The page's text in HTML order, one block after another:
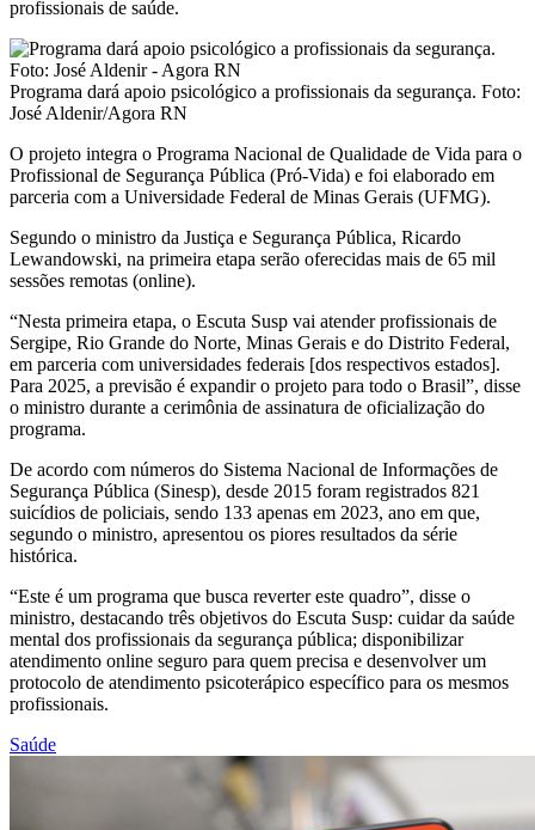
profissionais de saúde.
Programa dará apoio psicológico a profissionais da segurança. Foto:
José Aldenir/Agora RN
O projeto integra o Programa Nacional de Qualidade de Vida para o
Profissional de Segurança Pública (Pró-Vida) e foi elaborado em
parceria com a Universidade Federal de Minas Gerais (UFMG).
Segundo o ministro da Justiça e Segurança Pública, Ricardo
Lewandowski, na primeira etapa serão oferecidas mais de 65 mil
sessões remotas (online).
“Nesta primeira etapa, o Escuta Susp vai atender profissionais de
Sergipe, Rio Grande do Norte, Minas Gerais e do Distrito Federal,
em parceria com universidades federais [dos respectivos estados].
Para 2025, a previsão é expandir o projeto para todo o Brasil”, disse
o ministro durante a cerimônia de assinatura de oficialização do
programa.
De acordo com números do Sistema Nacional de Informações de
Segurança Pública (Sinesp), desde 2015 foram registrados 821
suicídios de policiais, sendo 133 apenas em 2023, ano em que,
segundo o ministro, apresentou os piores resultados da série
histórica.
“Este é um programa que busca reverter este quadro”, disse o
ministro, destacando três objetivos do Escuta Susp: cuidar da saúde
mental dos profissionais da segurança pública; disponibilizar
atendimento online seguro para quem precisa e desenvolver um
protocolo de atendimento psicoterápico específico para os mesmos
profissionais.
Saúde